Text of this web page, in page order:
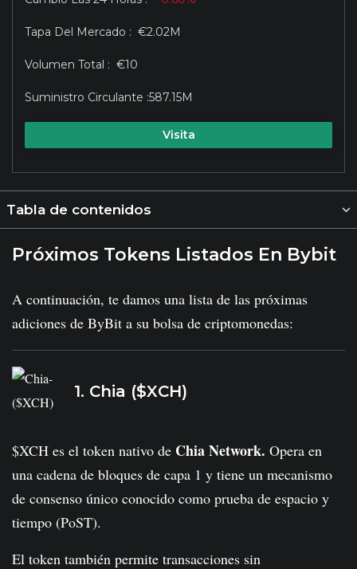
€2.02M
€10
587.15M
Visita
Tabla de contenidos
Próximos Tokens Listados En Bybit
A continuación, te damos una lista de las próximas
adiciones de ByBit a su bolsa de criptomonedas:
1. Chia ($XCH)
$XCH es el token nativo de Chia Network. Opera en
una cadena de bloques de capa 1 y tiene un mecanismo
de consenso único conocido como prueba de espacio y
tiempo (PoST).
El token también permite transacciones sin